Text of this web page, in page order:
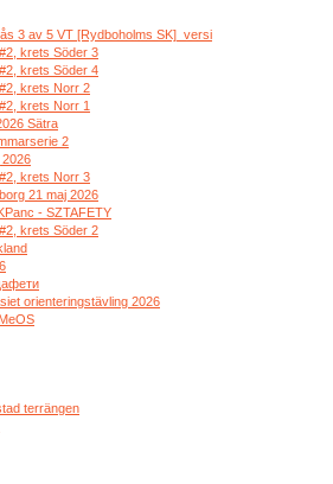
3 av 5 VT [Rydboholms SK]_versi
krets Söder 3
krets Söder 4
krets Norr 2
krets Norr 1
Sätra
2
krets Norr 3
21 maj 2026
- SZTAFETY
krets Söder 2
orienteringstävling 2026
terrängen